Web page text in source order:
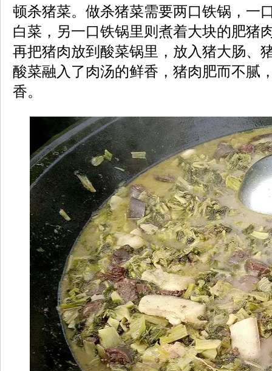
顿杀猪菜。做杀猪菜需要两口铁锅，一
白菜，另一口铁锅里则煮着大块的肥猪
再把猪肉放到酸菜锅里，放入猪大肠、
酸菜融入了肉汤的鲜香，猪肉肥而不腻
香。